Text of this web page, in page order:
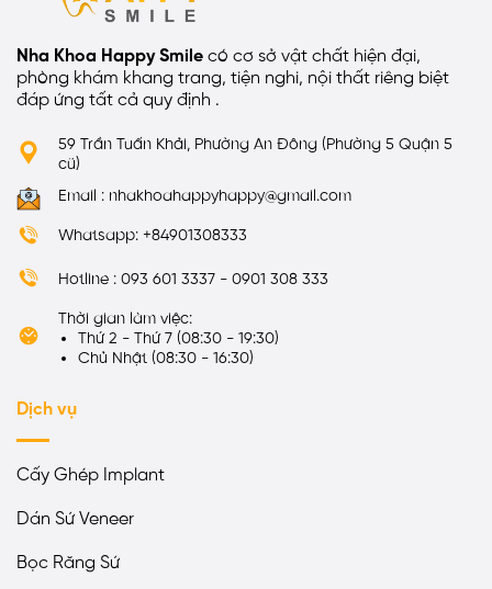
Nha Khoa Happy Smile có cơ sở vật chất hiện đại,
phòng khám khang trang, tiện nghi, nội thất riêng biệt
đáp ứng tất cả quy định .
59 Trần Tuấn Khải, Phường An Đông (Phường 5 Quận 5
cũ)
Email : nhakhoahappyhappy@gmail.com
Whatsapp: +84901308333
Hotline : 093 601 3337 - 0901 308 333
Thời gian làm việc:
Thứ 2 - Thứ 7 (08:30 - 19:30)
Chủ Nhật (08:30 - 16:30)
Dịch vụ
Cấy Ghép Implant
Dán Sứ Veneer
Bọc Răng Sứ